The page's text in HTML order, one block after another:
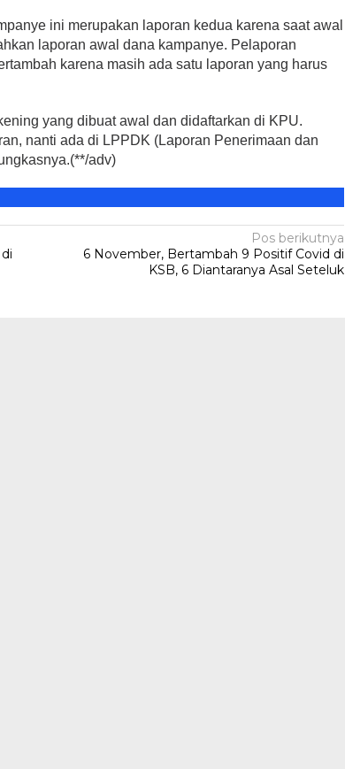
ini merupakan laporan kedua karena saat awal
laporan awal dana kampanye. Pelaporan
karena masih ada satu laporan yang harus
yang dibuat awal dan didaftarkan di KPU.
nanti ada di LPPDK (Laporan Penerimaan dan
adv)
Pos berikutnya
6 November, Bertambah 9 Positif Covid di
KSB, 6 Diantaranya Asal Seteluk
Pesan
April 21, 2026
Legislator PDIP KSB
Mengucapkan Selamat Tahun
2026